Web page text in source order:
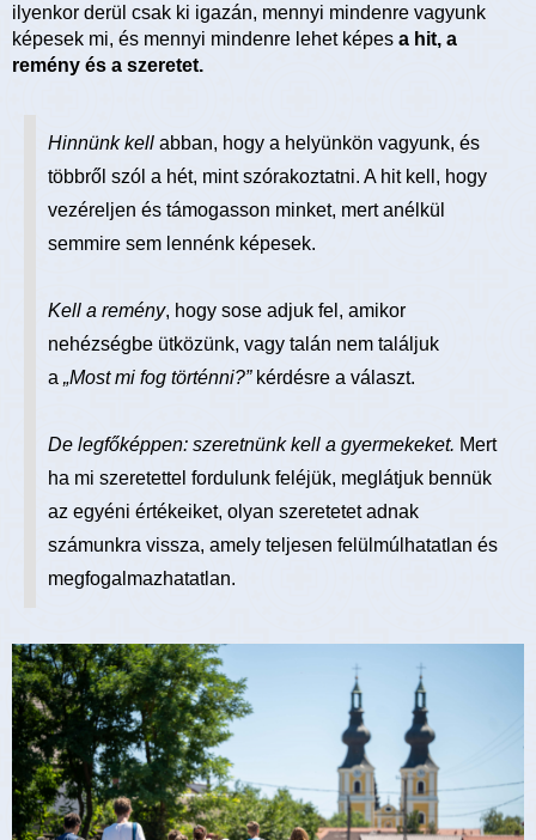
ilyenkor derül csak ki igazán, mennyi mindenre vagyunk
képesek mi, és mennyi mindenre lehet képes a hit, a
remény és a szeretet.
Hinnünk kell abban, hogy a helyünkön vagyunk, és
többről szól a hét, mint szórakoztatni. A hit kell, hogy
vezéreljen és támogasson minket, mert anélkül
semmire sem lennénk képesek.
Kell a remény, hogy sose adjuk fel, amikor
nehézségbe ütközünk, vagy talán nem találjuk
a „Most mi fog történni?”kérdésre a választ.
De legfőképpen: szeretnünk kell a gyermekeket. Mert
ha mi szeretettel fordulunk feléjük, meglátjuk bennük
az egyéni értékeiket, olyan szeretetet adnak
számunkra vissza, amely teljesen felülmúlhatatlan és
megfogalmazhatatlan.